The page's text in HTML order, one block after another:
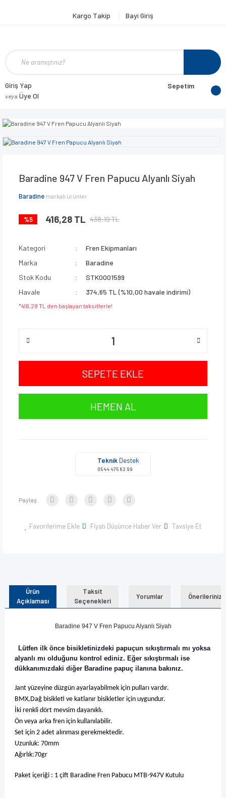
Kargo Takip Bayi Giriş
Giriş Yap
veya Üye Ol
Sepetim
Baradine 947 V Fren Papucu Alyanlı Siyah
Baradine markalı ürünler
%5 416,28 TL 438,19 TL
Kategori
Fren Ekipmanları
Marka
Baradine
Stok Kodu
STK0001599
Havale
374,65 TL (%10,00 havale indirimi)
*416,28 TL den başlayan taksitlerle!
SEPETE EKLE
HEMEN AL
Teknik Destek
0544 475 82 99
Paylaş:
Favorilerime Ekle Fiyatı Düşünce Haber Ver Tavsiye Et
Ürün
Açıklaması
Taksit
Seçenekleri
Yorumlar Önerileriniz
Baradine 947 V Fren Papucu Alyanlı Siyah
Lütfen ilk önce bisikletinizdeki papuçun sıkıştırmalı mı yoksa
alyanlı mı olduğunu kontrol ediniz. Eğer sıkıştırmalı ise
dükkanımızdaki diğer Baradine papuç ilanına bakınız.
Jant yüzeyine düzgün ayarlayabilmek için pulları vardır.
BMX,Dağ bisikleti ve katlanır bisikletler için uygundur.
İki renkli dört mevsim dayanıklı.
Ön veya arka fren için kullanılabilir.
Set için 2 adet alınması gerekmektedir.
Uzunluk: 70mm
Ağırlık:70gr
Paket içeriği : 1 çift Baradine Fren Pabucu MTB-947V Kutulu